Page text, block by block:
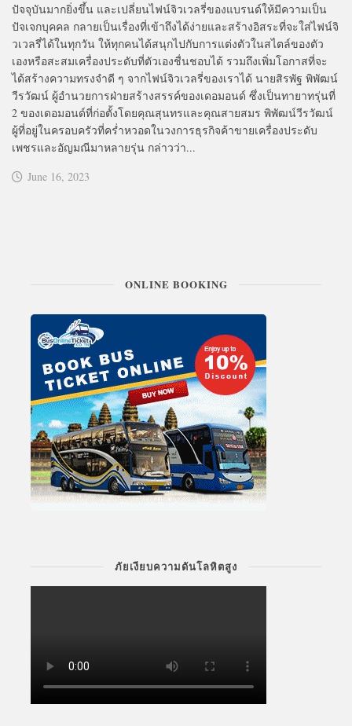
ปัจจุบันมากยิ่งขึ้น และเปลี่ยนไฟน์จิวเวลรี่ของแบรนด์ให้มีความเป็น
ปัจเจกบุคคล กลายเป็นเรื่องที่เข้าถึงได้ง่ายและสร้างอิสระที่จะใส่ไฟน์จิ
วเวลรี่ได้ในทุกวัน ให้ทุกคนได้สนุกไปกับการแต่งตัวในสไตล์ของตัว
เองหรือสะสมเครื่องประดับที่ตัวเองชื่นชอบได้ รวมถึงเพิ่มโอกาสที่จะ
ได้สร้างความทรงจำดี ๆ จากไฟน์จิวเวลรี่ของเราได้ นายสิรพัฐ พิพัฒน์
วีรวัฒน์ ผู้อำนวยการฝ่ายสร้างสรรค์ของเดอมอนด์ ซึ่งเป็นทายาทรุ่นที่
2 ของเดอมอนด์ที่ก่อตั้งโดยคุณสุนทรและคุณสายสมร พิพัฒน์วีรวัฒน์
ผู้ที่อยู่ในครอบครัวที่คร่ำหวอดในวงการธุรกิจค้าขายเครื่องประดับ
เพชรและอัญมณีมาหลายรุ่น กล่าวว่า...
June 16, 2023
ONLINE BOOKING
ภัยเงียบความดันโลหิตสูง